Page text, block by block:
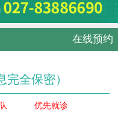
在线预约
完全保密）
优先就诊